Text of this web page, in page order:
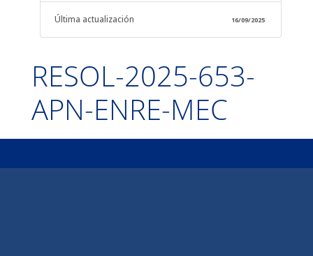
Última actualización 16/09/2025
RESOL-2025-653-
APN-ENRE-MEC